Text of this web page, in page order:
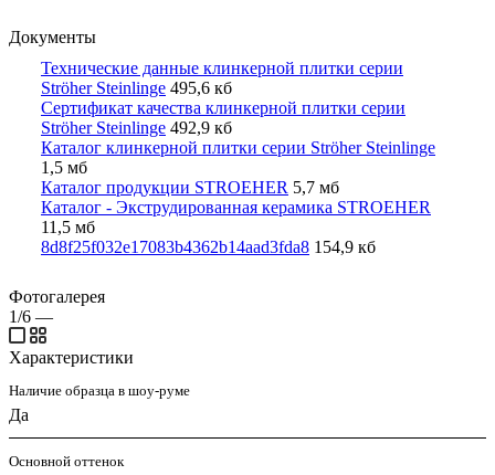
Документы
Технические данные клинкерной плитки серии
Ströher Steinlinge 495,6 кб
Сертификат качества клинкерной плитки серии
Ströher Steinlinge 492,9 кб
Каталог клинкерной плитки серии Ströher Steinlinge
1,5 мб
Каталог продукции STROEHER 5,7 мб
Каталог - Экструдированная керамика STROEHER
11,5 мб
8d8f25f032e17083b4362b14aad3fda8 154,9 кб
Фотогалерея
1/6 —
Характеристики
Наличие образца в шоу-руме
Да
Основной оттенок